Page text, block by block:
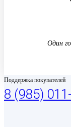
Один
Поддержка покупателей
8 (985)